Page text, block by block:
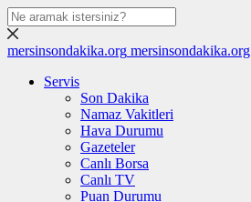
mersinsondakika.org mersinsondakika.org
Servis
Son Dakika
Namaz Vakitleri
Hava Durumu
Gazeteler
Canlı Borsa
Canlı TV
Puan Durumu